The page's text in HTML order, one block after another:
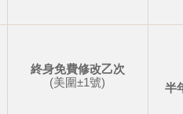
終身免費修改乙次
(美圍±1號)
半